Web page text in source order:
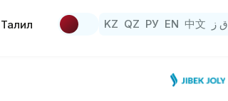
Таҳлил KZ QZ РУ EN 中文 ق ز